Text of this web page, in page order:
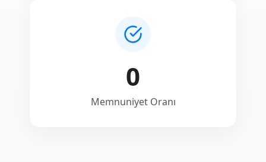
0
Memnuniyet Oranı